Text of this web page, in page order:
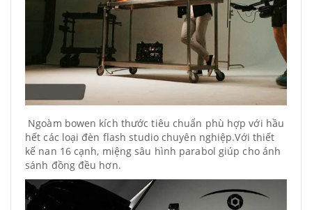
Ngoàm bowen kích thước tiêu chuẩn phù hợp với hầu
hết các loại đèn flash studio chuyên nghiệp.Với thiết
kế nan 16 cạnh, miệng sâu hình parabol giúp cho ánh
sánh đồng đều hơn.